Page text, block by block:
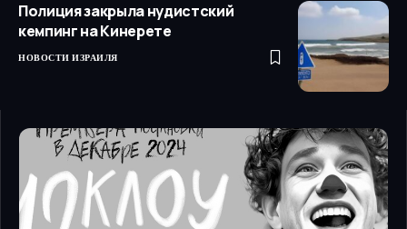
Полиция закрыла нудистский
кемпинг на Кинерете
НОВОСТИ ИЗРАИЛЯ